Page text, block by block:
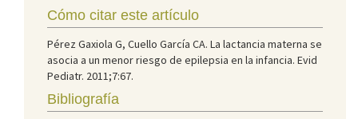
Cómo citar este artículo
Pérez Gaxiola G, Cuello García CA. La lactancia materna se
asocia a un menor riesgo de epilepsia en la infancia. Evid
Pediatr. 2011;7:67.
Bibliografía